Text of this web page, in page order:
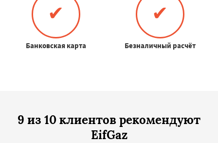
✔
Банковская карта
✔
Безналичный расчёт
9 из 10 клиентов рекомендуют
EifGaz